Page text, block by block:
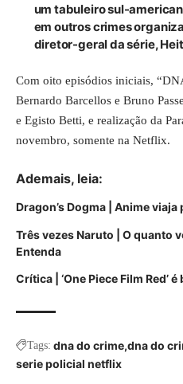
um tabuleiro sul-
em outros crimes
diretor-geral da série,
Com oito episódios iniciais,
Bernardo Barcellos e Bruno
e Egisto Betti, e realização da
novembro, somente na Netflix.
Ademais, leia:
Dragon’s Dogma | Anime
Três vezes Naruto | O quanto
Entenda
Crítica | ‘One Piece Film Red’
Tags: dna do crime dna do
serie policial netflix